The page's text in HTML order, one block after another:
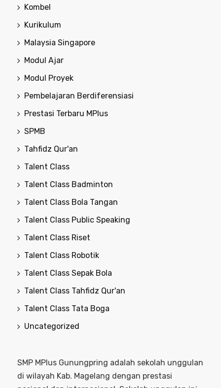
Kombel
Kurikulum
Malaysia Singapore
Modul Ajar
Modul Proyek
Pembelajaran Berdiferensiasi
Prestasi Terbaru MPlus
SPMB
Tahfidz Qur'an
Talent Class
Talent Class Badminton
Talent Class Bola Tangan
Talent Class Public Speaking
Talent Class Riset
Talent Class Robotik
Talent Class Sepak Bola
Talent Class Tahfidz Qur'an
Talent Class Tata Boga
Uncategorized
SMP MPlus Gunungpring adalah sekolah unggulan
di wilayah Kab. Magelang dengan prestasi